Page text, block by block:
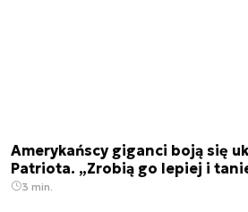
Amerykańscy giganci boją się
Patriota. „Zrobią go lepiej i
3 min.